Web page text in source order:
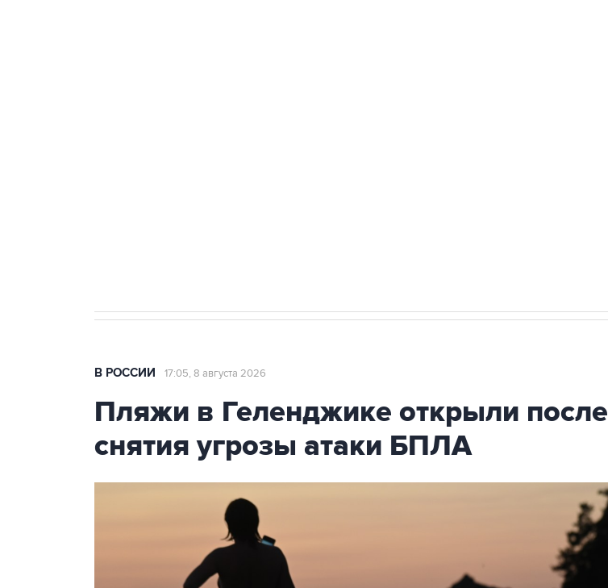
В РОССИИ 17:05, 8 августа 2026
Пляжи в Геленджике открыли после
снятия угрозы атаки БПЛА